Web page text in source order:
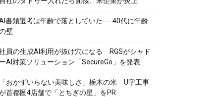
書類選考は年齢で落としていた──40代に年齢
壁
員の生成AI利用が抜け穴になる RGSがシャド
AI対策ソリューション「SecureGo」を発表
おかずいらない美味しさ」栃木の米 U字工事
首都圏4店舗で「とちぎの星」をPR